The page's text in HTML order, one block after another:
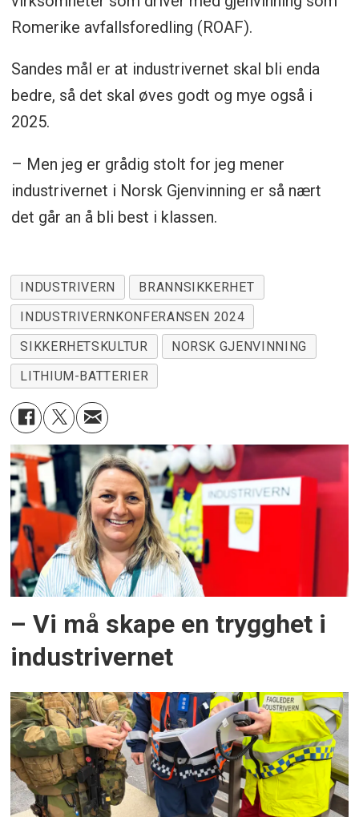
Romerike avfallsforedling (ROAF).
Sandes mål er at industrivernet skal bli enda
bedre, så det skal øves godt og mye også i
2025.
– Men jeg er grådig stolt for jeg mener
industrivernet i Norsk Gjenvinning er så nært
det går an å bli best i klassen.
INDUSTRIVERN
BRANNSIKKERHET
INDUSTRIVERNKONFERANSEN 2024
SIKKERHETSKULTUR
NORSK GJENVINNING
LITHIUM-BATTERIER
– Vi må skape en trygghet i
industrivernet